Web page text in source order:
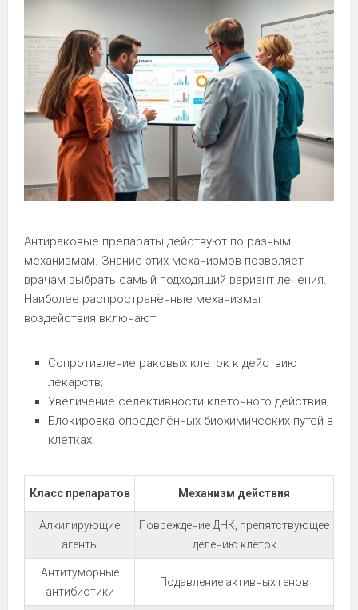
Антираковые препараты действуют по разным
механизмам. Знание этих механизмов позволяет
врачам выбрать самый подходящий вариант лечения.
Наиболее распространённые механизмы
воздействия включают:
Сопротивление раковых клеток к действию
лекарств;
Увеличение селективности клеточного действия;
Блокировка определённых биохимических путей в
клетках.
Класс препаратов Механизм действия
Алкилирующие
агенты
Повреждение ДНК, препятствующее
делению клеток
Антитуморные
антибиотики
Подавление активных генов